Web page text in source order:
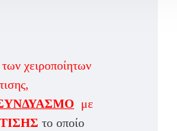
των χειροποίητων
με
το οποίο